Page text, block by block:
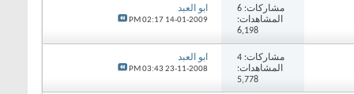
مشاركات: 6
المشاهدات:
6,198
ابو العبد
14-01-2009
02:17 PM
مشاركات: 4
المشاهدات:
5,778
ابو العبد
23-11-2008
03:43 PM